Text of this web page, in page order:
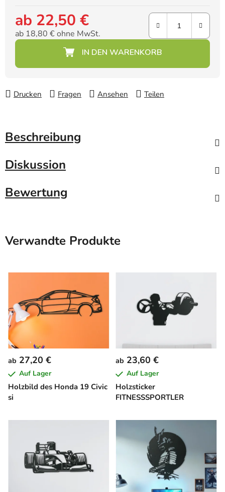
ab 22,50 €
ab 18,80 €ohne MwSt.
Verkaufspreis:
Drucken Fragen Ansehen Teilen
Beschreibung
Diskussion
Bewertung
Verwandte Produkte
Holzbild des Honda 19 Civic
si
ab 27,20 €
Auf Lager
Holzsticker
FITNESSSPORTLER
ab 23,60 €
Auf Lager